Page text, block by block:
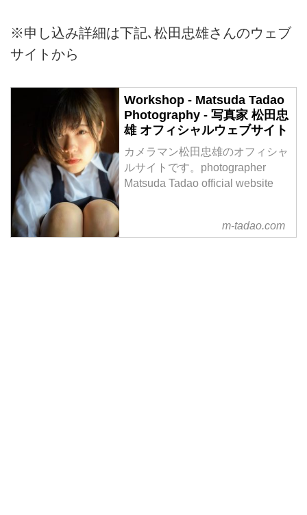
※申し込み詳細は下記､松田忠雄さんのウェブ
サイトから
Workshop - Matsuda Tadao
Photography - 写真家 松田忠
雄 オフィシャルウェブサイト
カメラマン松田忠雄のオフィシャ
ルサイトです。photographer
Matsuda Tadao official website
m-tadao.com